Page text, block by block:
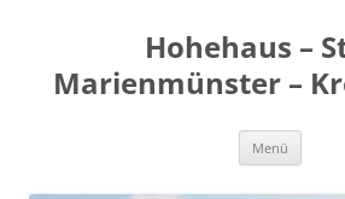
Hohehaus –
Marienmünster –
Menü